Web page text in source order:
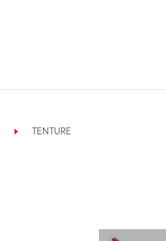
TENTURE